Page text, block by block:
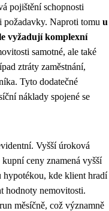
pojištění schopnosti
požadavky. Naproti tomu u
vyžadují komplexní
samotné, ale také
ztráty zaměstnání,
Tyto dodatečné
náklady spojené se
Vyšší úroková
ceny znamená vyšší
hypotékou, kde klient hradí
hodnoty nemovitosti.
měsíčně, což významně